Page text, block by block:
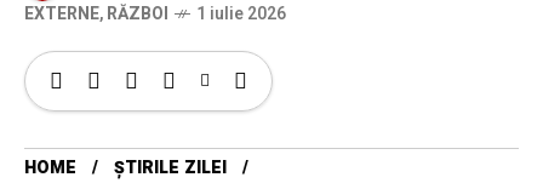
EXTERNE,RĂZBOI 1 iulie 2026
HOME
ȘTIRILE ZILEI